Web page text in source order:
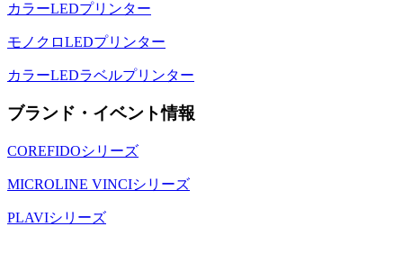
カラーLEDプリンター
モノクロLEDプリンター
カラーLEDラベルプリンター
ブランド・イベント情報
COREFIDOシリーズ
MICROLINE VINCIシリーズ
PLAVIシリーズ